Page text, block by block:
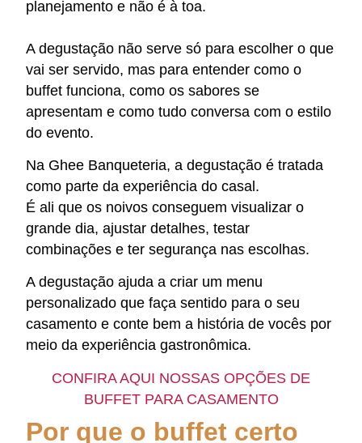
planejamento e não é à toa.
A degustação não serve só para escolher o que
vai ser servido, mas para entender como o
buffet funciona, como os sabores se
apresentam e como tudo conversa com o estilo
do evento.
Na Ghee Banqueteria, a degustação é tratada
como parte da experiência do casal.
É ali que os noivos conseguem visualizar o
grande dia, ajustar detalhes, testar
combinações e ter segurança nas escolhas.
A degustação ajuda a criar um menu
personalizado que faça sentido para o seu
casamento e conte bem a história de vocês por
meio da experiência gastronômica.
CONFIRA AQUI NOSSAS OPÇÕES DE
BUFFET PARA CASAMENTO
Por que o buffet certo